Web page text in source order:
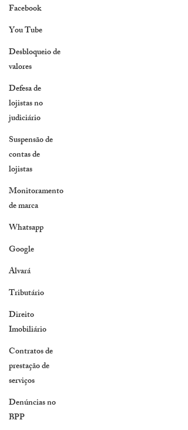
Facebook
You Tube
Desbloqueio de
valores
Defesa de
lojistas no
judiciário
Suspensão de
contas de
lojistas
Monitoramento
de marca
Whatsapp
Google
Alvará
Tributário
Direito
Imobiliário
Contratos de
prestação de
serviços
Denúncias no
BPP